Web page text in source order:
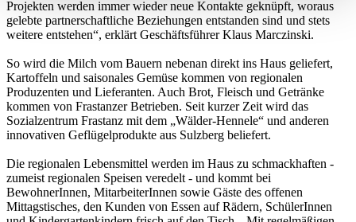
Projekten werden immer wieder neue Kontakte geknüpft, woraus
gelebte partnerschaftliche Beziehungen entstanden sind und stets
weitere entstehen“, erklärt Geschäftsführer Klaus Marczinski.
So wird die Milch vom Bauern nebenan direkt ins Haus geliefert,
Kartoffeln und saisonales Gemüse kommen von regionalen
Produzenten und Lieferanten. Auch Brot, Fleisch und Getränke
kommen von Frastanzer Betrieben. Seit kurzer Zeit wird das
Sozialzentrum Frastanz mit dem „Wälder-Hennele“ und anderen
innovativen Geflügelprodukte aus Sulzberg beliefert.
Die regionalen Lebensmittel werden im Haus zu schmackhaften -
zumeist regionalen Speisen veredelt - und kommt bei
BewohnerInnen, MitarbeiterInnen sowie Gäste des offenen
Mittagstisches, den Kunden von Essen auf Rädern, SchülerInnen